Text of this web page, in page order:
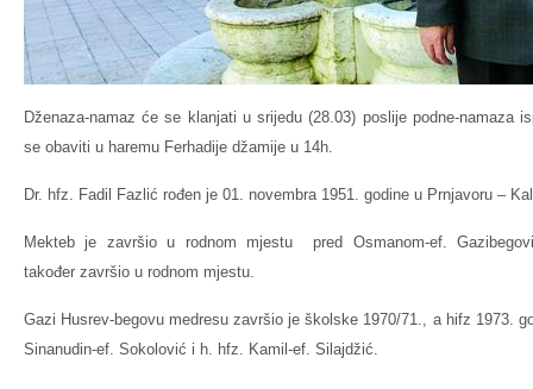
Dženaza-namaz će se klanjati u srijedu (28.03) poslije podne-namaza
se obaviti u haremu Ferhadije džamije u 14h.
Dr. hfz. Fadil Fazlić rođen je 01. novembra 1951. godine u Prnjavoru –
Mekteb je završio u rodnom mjestu pred Osmanom-ef.
također završio u rodnom mjestu.
Gazi Husrev-begovu medresu završio je školske 1970/71., a hifz 1973.
Sinanudin-ef. Sokolović i h. hfz. Kamil-ef. Silajdžić.